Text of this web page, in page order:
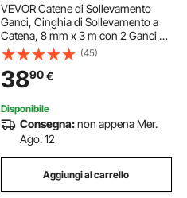
VEVOR Catene di Sollevamento
Ganci, Cinghia di Sollevamento a
Catena, 8 mm x 3 m con 2 Ganci di
Presa, Catena per Gru in Lega di
Acciaio G80, Capacità di 3,17 T, per
Traino Sicurezza del Carico
(45)
3890€
Disponibile
Consegna:non appena Mer.
Ago. 12
Aggiungi al carrello